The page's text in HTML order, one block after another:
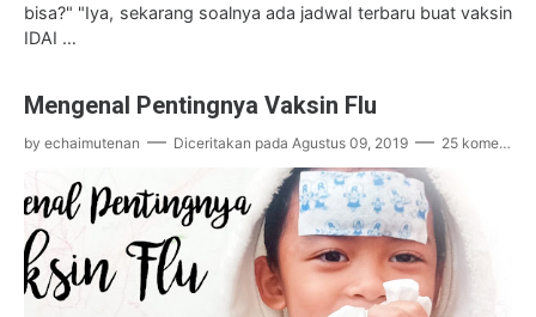
bisa?" "Iya, sekarang soalnya ada jadwal terbaru buat vaksin
IDAI …
Mengenal Pentingnya Vaksin Flu
by echaimutenan Diceritakan pada Agustus 09, 2019 25 komentar